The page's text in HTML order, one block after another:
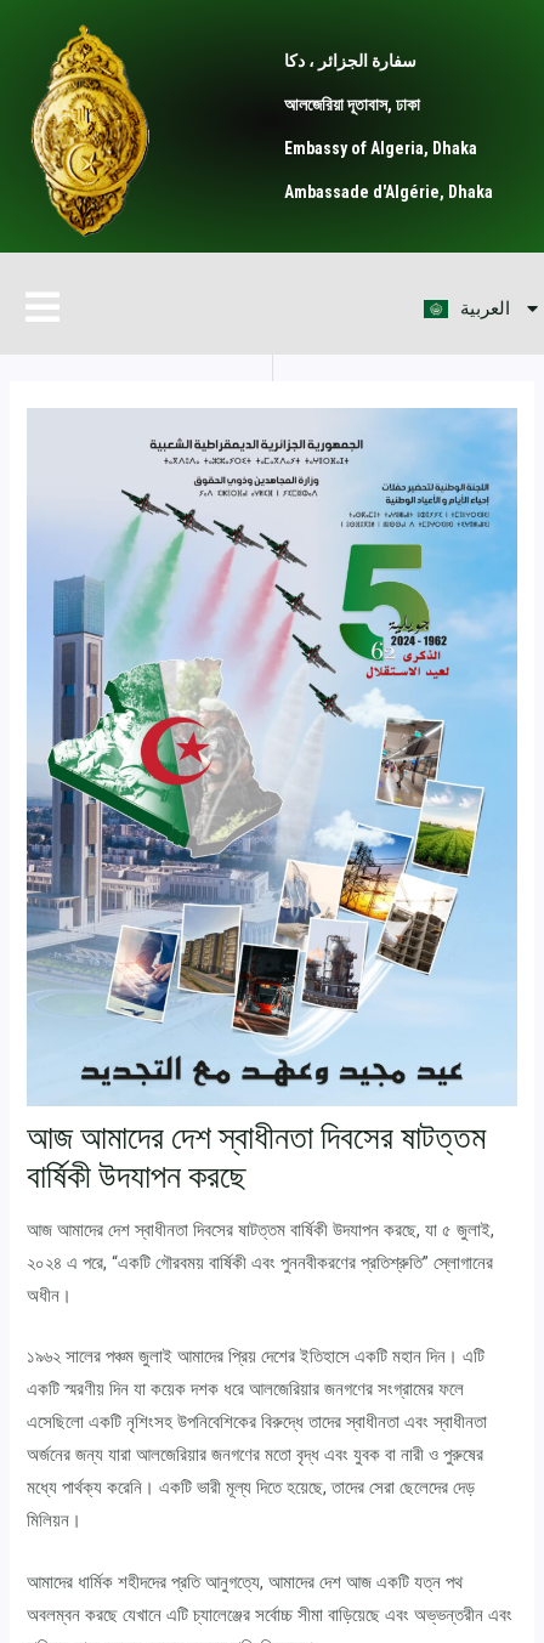
content
سفارة الجزائر ، دكا
আলজেরিয়া দূতাবাস, ঢাকা
Embassy of Algeria, Dhaka
Ambassade d'Algérie, Dhaka
Menu
العربية
English
আজ আমাদের দেশ স্বাধীনতা দিবসের ষাটত্তম
বার্ষিকী উদযাপন করছে
আজ আমাদের দেশ স্বাধীনতা দিবসের ষাটত্তম বার্ষিকী উদযাপন করছে, যা ৫ জুলাই,
২০২৪ এ পরে, “একটি গৌরবময় বার্ষিকী এবং পুননবীকরণের প্রতিশ্রুতি” স্লোগানের
অধীন।
১৯৬২ সালের পঞ্চম জুলাই আমাদের প্রিয় দেশের ইতিহাসে একটি মহান দিন। এটি
একটি স্মরণীয় দিন যা কয়েক দশক ধরে আলজেরিয়ার জনগণের সংগ্রামের ফলে
এসেছিলো একটি নৃশিংসহ উপনিবেশিকের বিরুদ্ধে তাদের স্বাধীনতা এবং স্বাধীনতা
অর্জনের জন্য যারা আলজেরিয়ার জনগণের মতো বৃদ্ধ এবং যুবক বা নারী ও পুরুষের
মধ্যে পার্থক্য করেনি। একটি ভারী মূল্য দিতে হয়েছে, তাদের সেরা ছেলেদের দেড়
মিলিয়ন।
আমাদের ধার্মিক শহীদদের প্রতি আনুগত্যে, আমাদের দেশ আজ একটি যত্ন পথ
অবলম্বন করছে যেখানে এটি চ্যালেঞ্জের সর্বোচ্চ সীমা বাড়িয়েছে এবং অভ্ভন্তরীন এবং
navigation